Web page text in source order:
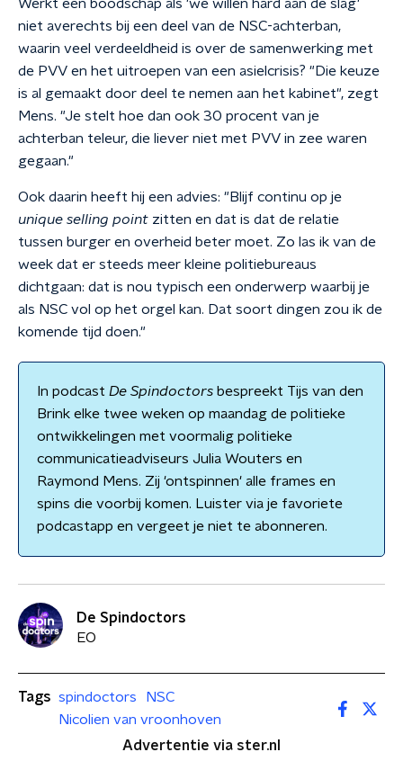
Werkt een boodschap als 'we willen hard aan de slag'
niet averechts bij een deel van de NSC-achterban,
waarin veel verdeeldheid is over de samenwerking met
de PVV en het uitroepen van een asielcrisis? "Die keuze
is al gemaakt door deel te nemen aan het kabinet", zegt
Mens. "Je stelt hoe dan ook 30 procent van je
achterban teleur, die liever niet met PVV in zee waren
gegaan."
Ook daarin heeft hij een advies: "Blijf continu op je
unique selling point zitten en dat is dat de relatie
tussen burger en overheid beter moet. Zo las ik van de
week dat er steeds meer kleine politiebureaus
dichtgaan: dat is nou typisch een onderwerp waarbij je
als NSC vol op het orgel kan. Dat soort dingen zou ik de
komende tijd doen."
In podcast De Spindoctors bespreekt Tijs van den
Brink elke twee weken op maandag de politieke
ontwikkelingen met voormalig politieke
communicatieadviseurs Julia Wouters en
Raymond Mens. Zij 'ontspinnen' alle frames en
spins die voorbij komen. Luister via je favoriete
podcastapp en vergeet je niet te abonneren.
De Spindoctors
EO
Tags spindoctors
NSC
Nicolien van vroonhoven
Advertentie via ster.nl